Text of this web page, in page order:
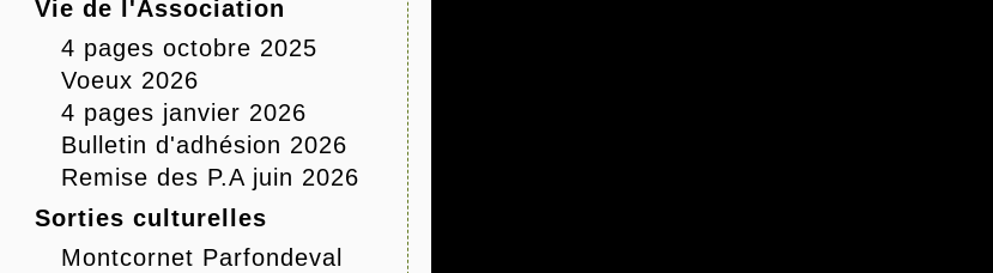
Vie de l'Association
4 pages octobre 2025
Voeux 2026
4 pages janvier 2026
Bulletin d'adhésion 2026
Remise des P.A juin 2026
Sorties culturelles
Montcornet Parfondeval